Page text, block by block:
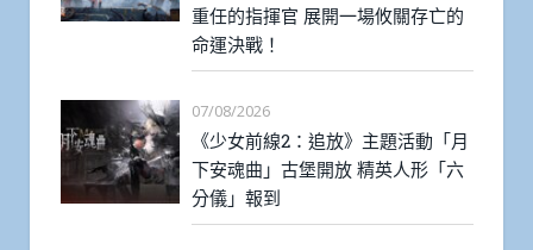
重任的指揮官 展開一場攸關存亡的
命運決戰！
07/08/2026
《少女前線2：追放》主題活動「月
下安魂曲」古堡開放 精英人形「六
分儀」報到